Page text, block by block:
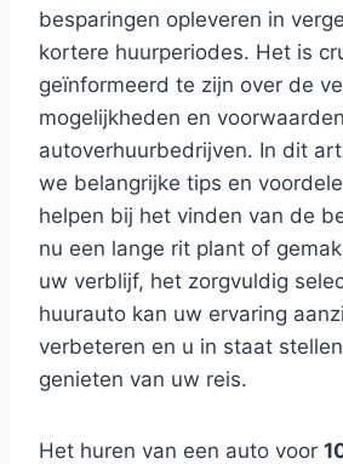
besparingen opleveren in
kortere huurperiodes. Het is
geïnformeerd te zijn over de
mogelijkheden en
autoverhuurbedrijven. In dit
we belangrijke tips en
helpen bij het vinden van de
nu een lange rit plant of
uw verblijf, het zorgvuldig
huurauto kan uw ervaring
verbeteren en u in staat
genieten van uw reis.
Het huren van een auto voor